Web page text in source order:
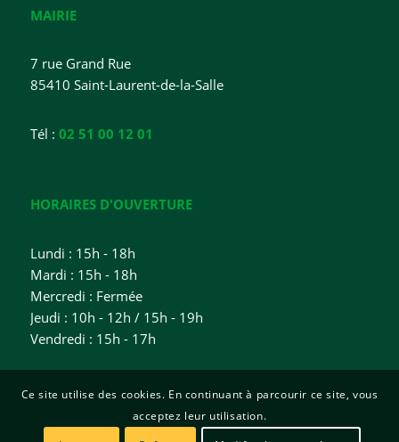
MAIRIE
7 rue Grand Rue
85410 Saint-Laurent-de-la-Salle
Tél : 02 51 00 12 01
HORAIRES D'OUVERTURE
Lundi : 15h - 18h
Mardi : 15h - 18h
Mercredi : Fermée
Jeudi : 10h - 12h / 15h - 19h
Vendredi : 15h - 17h
Ce site utilise des cookies. En continuant à parcourir ce site, vous
acceptez leur utilisation.